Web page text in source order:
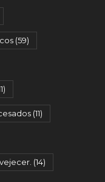
(59)
(11)
(14)